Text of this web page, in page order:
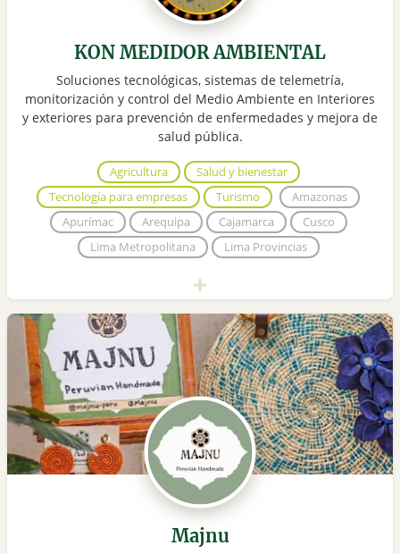
KON MEDIDOR AMBIENTAL
Soluciones tecnológicas, sistemas de telemetría,
monitorización y control del Medio Ambiente en Interiores
y exteriores para prevención de enfermedades y mejora de
salud pública.
Agricultura
Salud y bienestar
Tecnología para empresas
Turismo
Amazonas
Apurímac
Arequipa Cajamarca
Cusco
Lima Metropolitana
Lima Provincias
Majnu